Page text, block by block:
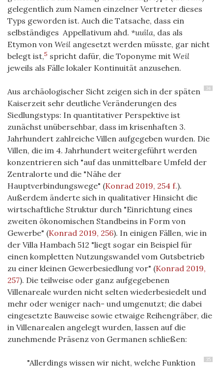
gelegentlich zum Namen einzelner Vertreter dieses
Typs geworden ist. Auch die Tatsache, dass ein
selbständiges Appellativum ahd. *uuîla, das als
Etymon von Weil angesetzt werden müsste, gar nicht
belegt ist,5 spricht dafür, die Toponyme mit Weil
jeweils als Fälle lokaler Kontinuität anzusehen.
34
Aus archäologischer Sicht zeigen sich in der späten
Kaiserzeit sehr deutliche Veränderungen des
Siedlungstyps: In quantitativer Perspektive ist
zunächst unübersehbar, dass im krisenhaften 3.
Jahrhundert zahlreiche Villen aufgegeben wurden. Die
Villen, die im 4. Jahrhundert weitergeführt werden
konzentrieren sich "auf das unmittelbare Umfeld der
Zentralorte und die "Nähe der
Hauptverbindungswege" (Konrad 2019, 254 f.).
Außerdem änderte sich in qualitativer Hinsicht die
wirtschaftliche Struktur durch "Einrichtung eines
zweiten ökonomischen Standbeins in Form von
Gewerbe" (Konrad 2019, 256). In einigen Fällen, wie in
der Villa Hambach 512 "liegt sogar ein Beispiel für
einen kompletten Nutzungswandel vom Gutsbetrieb
zu einer kleinen Gewerbesiedlung vor" (Konrad 2019,
257). Die teilweise oder ganz aufgegebenen
Villenareale wurden nicht selten wiederbesiedelt und
mehr oder weniger nach- und umgenutzt; die dabei
eingesetzte Bauweise sowie etwaige Reihengräber, die
in Villenarealen angelegt wurden, lassen auf die
zunehmende Präsenz von Germanen schließen:
35
"Allerdings wissen wir nicht, welche Funktion